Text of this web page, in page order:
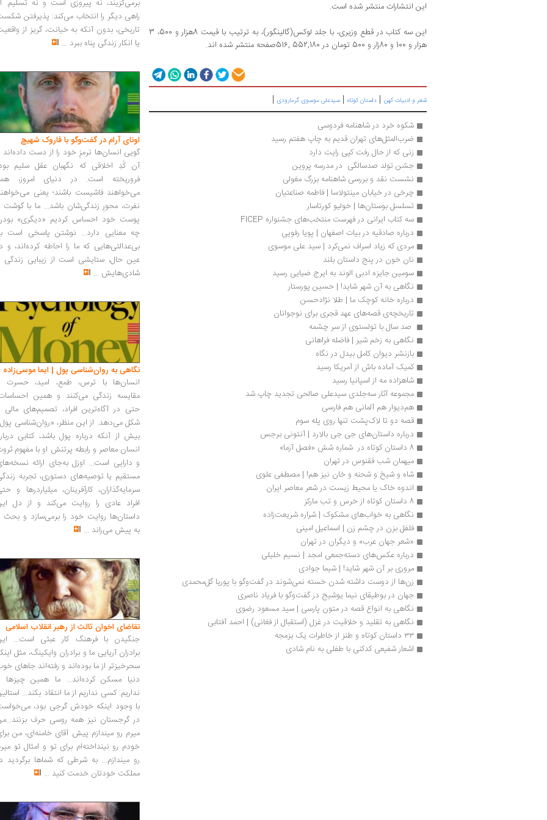
این انتشارات منتشر شده است.
این سه کتاب در قطع وزیری، با جلد لوکس(گالینگور)، به ترتیب با قیمت 8هزار و 500، 3
هزار و 100 و 80زار و 500 تومان در 552,180 ,516صفحه منتشر شده اند.
شعر و ادبیات کهن | داستان کوتاه | سیدعلی موسوی گرمارودی |
شکوه خرد در شاهنامه فردوسی
ضرب‌المثل‌های تهران قدیم به چاپ هفتم رسید
زنی که از حال رفت کپی رایت دارد
جشن تولد صدسالگی  در مدرسه پروین
نشست نقد و بررسی شاهنامه بزرگ مغولی
چرخی در خیابان مینتولاسا | فاطمه صناعتیان
تسلسل بوستان‌ها | خولیو کورتاسار
سه‌ کتاب ایرانی در فهرست منتخب‌های جشنواره FICEP
درباره صادقیه در بیات اصفهان | پویا رفویی
مردی که زیاد اسراف نمی‌کرد | سید علی موسوی
نان خون در پنج داستان بلند
سومین جایزه ادبی الوند به ایرج ضیایی رسید
نگاهی به آن شهر شاید! | حسین پورستار
درباره خانه کوچک ما | طلا نژادحسن
تاریخچه‌ی قصه‌های عهد قجری برای نوجوانان
صد سال با تولستوی از سر چشمه
نگاهی به زخم شیر | فاضله فراهانی
بازنشر دیوان کامل بیدل در نگاه
کمیک آماده باش از آمریکا رسید
شاهزاده مه از اسپانیا رسید
مجموعه آثار سه‌جلدی سیدعلی صالحی تجدید چاپ شد
هم‌دیوار هم آلمانی هم فارسی
قصه‌ دو تا لاک‌پشت تنها روی پله سوم
درباره داستان‌های جی جی بالارد | آنتونی برجس
8 داستان کوتاه در  شماره شش «فصل آزما»
میهمان شب ققنوس در تهران
شاه و شیخ و شحنه و خان نیز هم! | مصطفی علوی
اندوه خاک یا محیط زیست در شعر معاصر ایران
8 داستان کوتاه از خرس و تب مارکز
نگاهی به خواب‌های مشکوک | شراره شریعت‌زاده
فلفل بزن در چشم زن | اسماعیل امینی
«شعر جهان عرب» و دیگران در تهران
درباره عکس‌های دسته‌جمعی امجد | نسیم خلیلی
مروری بر آن شهر شاید! | شیما جوادی
زن‌ها از دوست داشته شدن خسته نمی‌شوند در گفت‌وگو با پوریا گل‌محمدی
جهان در بوطیقای نیما یوشیج در گفت‌وگو با فریاد ناصری
نگاهی به انواع قصه در متون پارسی | سید مسعود رضوی
نگاهی به تقلید و خلاقیت در غزل (استقبال از فغانی) | احمد آفتابی
۳۳ داستان کوتاه و طنز از خاطرات یک‌ بزمجه
اشعار شفیعی کدکنی با طفلی به نام شادی
برمی‌گزیند، نه پیروزی است و نه تسلیم.
راهی دیگر را انتخاب می‌کند: پذیرفتن
تاریخی، بدون آنکه به خیانت، گریز از
یا انکار زندگی پناه ببرد ...
اونای آرام در گفت‌وگو با فاروک شهیچ‭
گویی انسان‌ها ترمزِ خود را از دست داده‌اند
آن کُدِ اخلاقی که نگهبان عقل سلیم
فروریخته است. در دنیای امروز،
می‌خواهند فاشیست باشند؛ یعنی
نفرت، محورِ زندگی‌شان باشد... ما با گوشت
پوست خود احساس کردیم «دیگری»
چه معنایی دارد... نوشتن پاسخی است
بی‌عدالتی‌هایی که ما را احاطه کرده‌اند، و
عین حال، ستایشی است از زیبایی زندگی
شادی‌هایش ...
نگاهی به روان‌شناسی پول | ایما موسی‌زاده
انسان‌ها با ترس، طمع، امید، حسرت
مقایسه زندگی می‌کنند و همین
حتی در آگاه‌ترین افراد، تصمیم‌های مالی
شکل می‌دهد. از این منظر، «روان‌شناسی
بیش از آنکه درباره پول باشد، کتابی
انسان معاصر و رابطه پرتنش او با مفهوم
و دارایی است... اوزل به‌جای ارائه
مستقیم یا توصیه‌های دستوری، تجربه
سرمایه‌گذاران، کارآفرینان، میلیاردرها و
افراد عادی را روایت می‌کند و از دل
داستان‌ها روایت خود را برمی‌سازد و بحث
به پیش می‌راند ...
تقاضای اخوان ثالث از رهبر انقلاب اسلامی
جنگیدن با فرهنگ کار عبثی است...
برادران آریایی ما و برادران وایکینگ، مثل
سحرخیزتر از ما بوده‌اند و رفته‌اند جاهای
دنیا مسکن کرده‌اند... ما همین چیزها
نداریم. کسی نداریم از ما انتقاد بکند...
با وجود اینکه خودش گرجی بود،
در گرجستان نیز همه روسی حرف
میرم رو میندازم پیش آقای خامنه‌ای، من
خودم رو نینداخته‌ام برای تو و امثال تو
رو میندازم... به شرطی که شماها برگردید
مملکت خودتان خدمت کنید ...